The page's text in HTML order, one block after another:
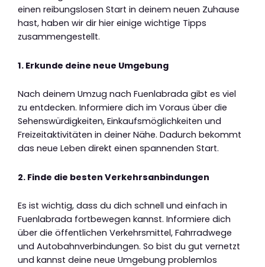
einen reibungslosen Start in deinem neuen Zuhause
hast, haben wir dir hier einige wichtige Tipps
zusammengestellt.
1. Erkunde deine neue Umgebung
Nach deinem Umzug nach Fuenlabrada gibt es viel
zu entdecken. Informiere dich im Voraus über die
Sehenswürdigkeiten, Einkaufsmöglichkeiten und
Freizeitaktivitäten in deiner Nähe. Dadurch bekommt
das neue Leben direkt einen spannenden Start.
2. Finde die besten Verkehrsanbindungen
Es ist wichtig, dass du dich schnell und einfach in
Fuenlabrada fortbewegen kannst. Informiere dich
über die öffentlichen Verkehrsmittel, Fahrradwege
und Autobahnverbindungen. So bist du gut vernetzt
und kannst deine neue Umgebung problemlos